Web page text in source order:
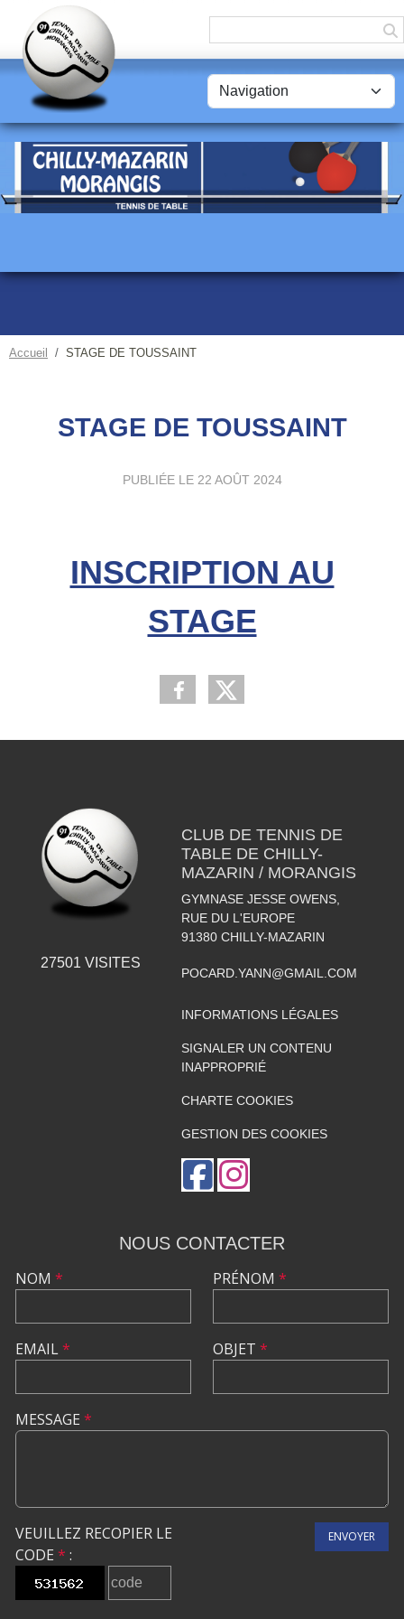
Accueil STAGE DE TOUSSAINT
STAGE DE TOUSSAINT
PUBLIÉE LE 22 AOÛT 2024
INSCRIPTION AU
STAGE
27501 VISITES
CLUB DE TENNIS DE
TABLE DE CHILLY-
MAZARIN / MORANGIS
GYMNASE JESSE OWENS,
RUE DU L'EUROPE
91380 CHILLY-MAZARIN
POCARD.YANN@GMAIL.COM
INFORMATIONS LÉGALES
SIGNALER UN CONTENU
INAPPROPRIÉ
CHARTE COOKIES
GESTION DES COOKIES
NOUS CONTACTER
NOM *
EMAIL*
PRÉNOM *
OBJET *
MESSAGE *
VEUILLEZ RECOPIER LE
CODE * :
ENVOYER
Panneau de gestion des cookies